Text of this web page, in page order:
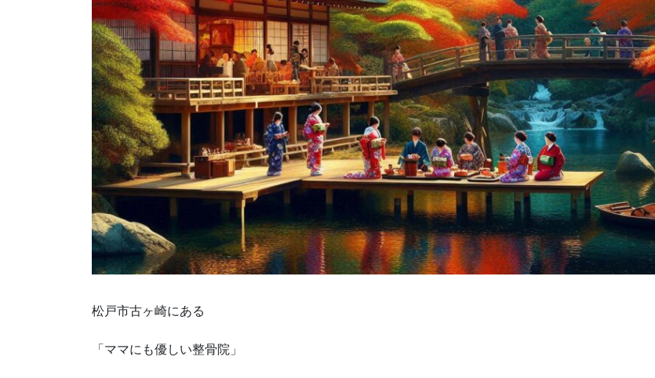
松戸市古ヶ崎にある
「ママにも優しい整骨院」